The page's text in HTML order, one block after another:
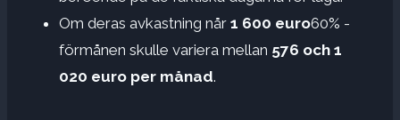
Om deras avkastning når 1 600 euro60% -
förmånen skulle variera mellan 576 och 1
020 euro per månad.